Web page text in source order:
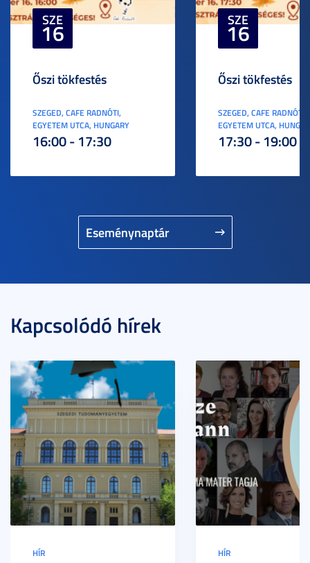
Eseménynaptár
SZE
16
Őszi tökfestés
SZEGED, CAFE RADNÓTI,
EGYETEM UTCA, HUNGARY
16:00 - 17:30
SZE
16
Őszi tökfestés
SZEGED, CAFE RADNÓTI,
EGYETEM UTCA,
17:30 - 19:00
Kapcsolódó hírek
HÍR HÍR